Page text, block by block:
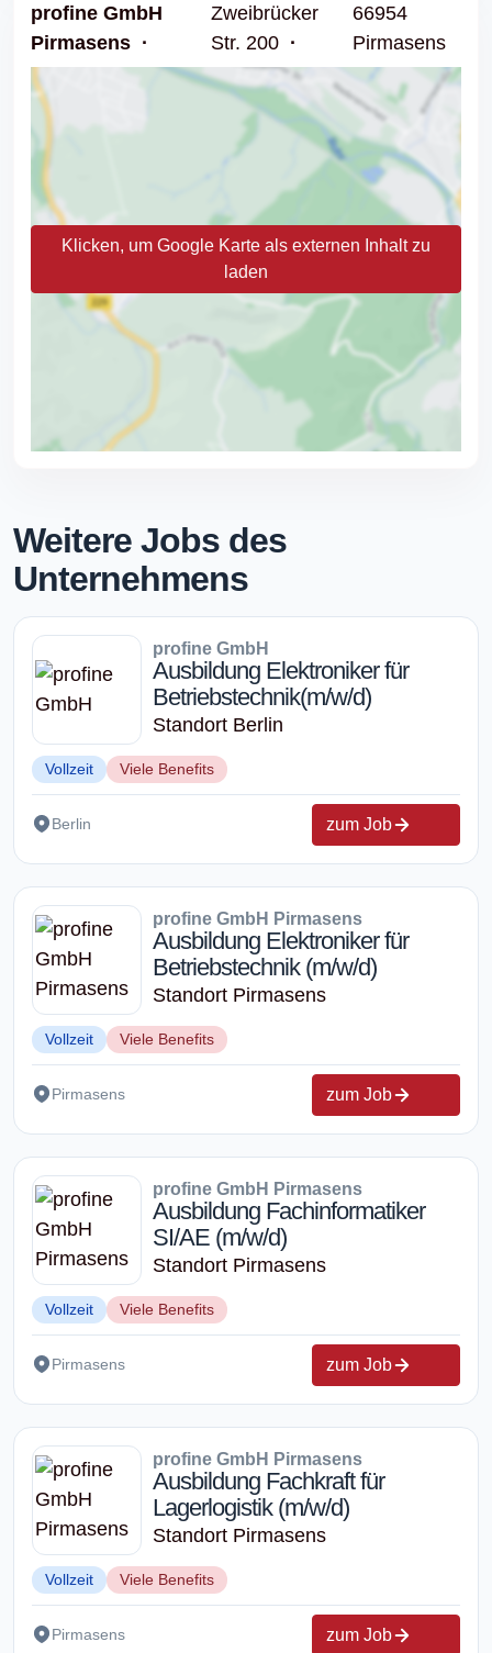
profine GmbH
Pirmasens
Zweibrücker
Str. 200
66954
Pirmasens
Klicken, um Google Karte als externen Inhalt zu
laden
Weitere Jobs des
Unternehmens
profine GmbH
Ausbildung Elektroniker für
Betriebstechnik(m/w/d)
Standort Berlin
Vollzeit Viele Benefits
Berlin zum Job
profine GmbH Pirmasens
Ausbildung Elektroniker für
Betriebstechnik (m/w/d)
Standort Pirmasens
Vollzeit Viele Benefits
Pirmasens zum Job
profine GmbH Pirmasens
Ausbildung Fachinformatiker
SI/AE (m/w/d)
Standort Pirmasens
Vollzeit Viele Benefits
Pirmasens zum Job
profine GmbH Pirmasens
Ausbildung Fachkraft für
Lagerlogistik (m/w/d)
Standort Pirmasens
Vollzeit Viele Benefits
Pirmasens zum Job